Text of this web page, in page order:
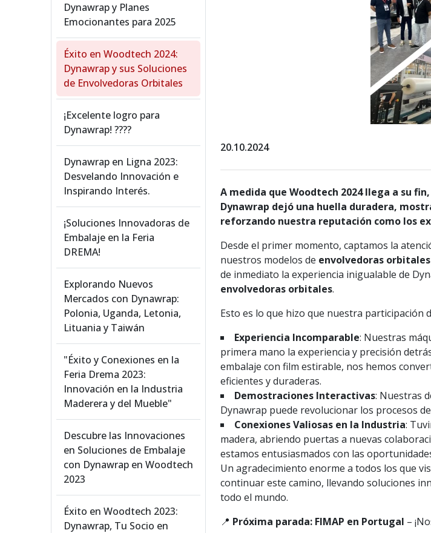
Dynawrap y Planes
Emocionantes para 2025
Éxito en Woodtech 2024:
Dynawrap y sus Soluciones
de Envolvedoras Orbitales
¡Excelente logro para
Dynawrap! ????
Dynawrap en Ligna 2023:
Desvelando Innovación e
Inspirando Interés.
¡Soluciones Innovadoras de
Embalaje en la Feria
DREMA!
Explorando Nuevos
Mercados con Dynawrap:
Polonia, Uganda, Letonia,
Lituania y Taiwán
"Éxito y Conexiones en la
Feria Drema 2023:
Innovación en la Industria
Maderera y del Mueble"
Descubre las Innovaciones
en Soluciones de Embalaje
con Dynawrap en Woodtech
2023
Éxito en Woodtech 2023:
Dynawrap, Tu Socio en
20.10.2024
A medida que Woodtech 2024 llega a su
Dynawrap dejó una huella duradera,
reforzando nuestra reputación como los
Desde el primer momento, captamos la
nuestros modelos de envolvedoras orbitales
de inmediato la experiencia inigualable de
envolvedoras orbitales.
Esto es lo que hizo que nuestra participación
Experiencia Incomparable: Nuestras
primera mano la experiencia y precisión
embalaje con film estirable, nos hemos
eficientes y duraderas.
Demostraciones Interactivas: Nuestras
Dynawrap puede revolucionar los procesos
Conexiones Valiosas en la Industria:
madera, abriendo puertas a nuevas
estamos entusiasmados con las
Un agradecimiento enorme a todos los que
continuar este camino, llevando soluciones
todo el mundo.
📍 Próxima parada: FIMAP en Portugal –